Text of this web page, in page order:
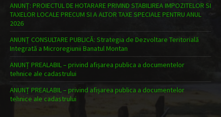
ANUNȚ: PROIECTUL DE HOTARARE PRIVIND STABILIREA IMPOZITELOR SI
TAXELOR LOCALE PRECUM SI A ALTOR TAXE SPECIALE PENTRU ANUL
2026
ANUNȚ CONSULTARE PUBLICĂ: Strategia de Dezvoltare Teritorială
Integrată a Microregiunii Banatul Montan
ANUNȚ PREALABIL – privind afișarea publica a documentelor
tehnice ale cadastrului
ANUNȚ PREALABIL – privind afișarea publica a documentelor
tehnice ale cadastrului